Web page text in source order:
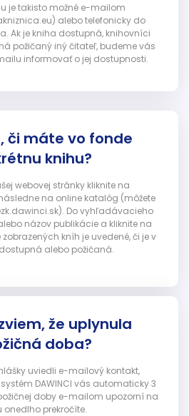
je takisto možné e-mailom
alebo telefonicky do
Ak je kniha dostupná, knihovníci
požičaný iný čitateľ, budeme vás
informovať o jej dostupnosti.
či máte vo fonde
knihu?
webovej stránky kliknite na
na online katalóg (môžete
Do vyhľadávacieho
názov publikácie a kliknite na
kníh je uvedené, či je v
alebo požičaná.
že uplynula
doba?
uviedli e-mailový kontakt,
DAWINCI vás automaticky 3
doby e-mailom upozorní na
onedlho prekročíte.